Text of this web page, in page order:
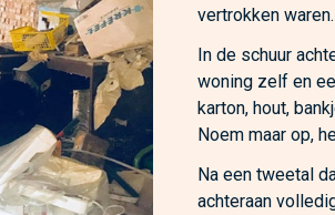
vertrokken
In de schuur
woning zelf en
karton, hout,
Noem maar op,
Na een tweetal
achteraan